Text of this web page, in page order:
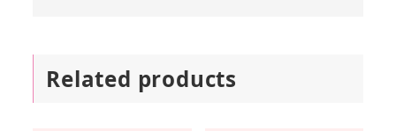
Related products